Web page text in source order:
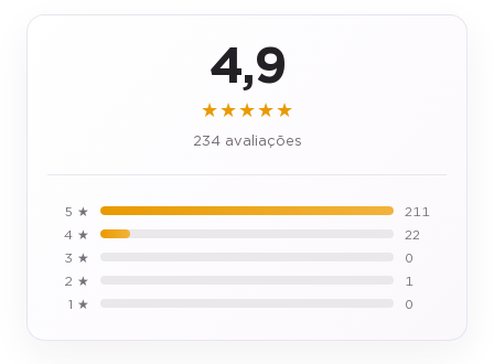
4,9
★★★★★
234 avaliações
5 ★
211
4 ★
22
3 ★
0
2 ★
1
1 ★
0